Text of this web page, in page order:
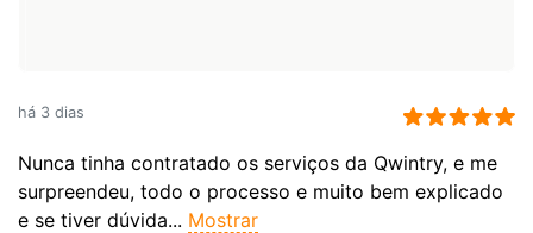
há 3 dias
Nunca tinha contratado os serviços da Qwintry, e me
surpreendeu, todo o processo e muito bem explicado
e se tiver dúvida... Mostrar